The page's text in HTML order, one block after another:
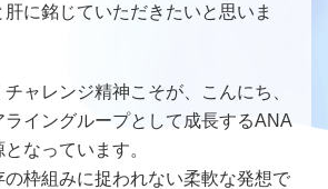
に銘じていただきたいと思いま
ャレンジ精神こそが、こんにち、
イングループとして成長するANA
なっています。
の枠組みに捉われない柔軟な発想で